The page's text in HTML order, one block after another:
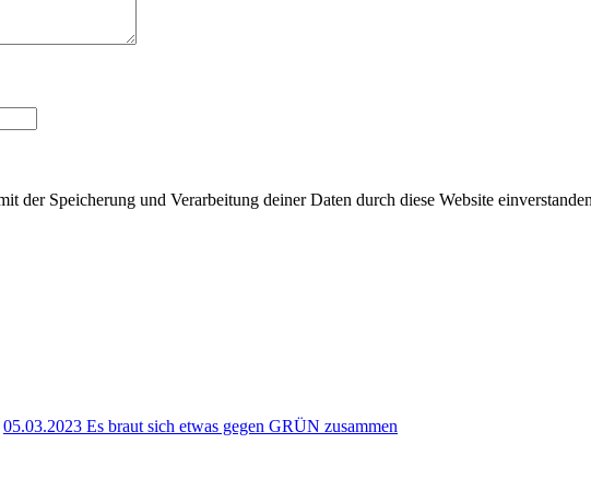
der Speicherung und Verarbeitung deiner Daten durch diese Website
05.03.2023 Es braut sich etwas gegen GRÜN zusammen